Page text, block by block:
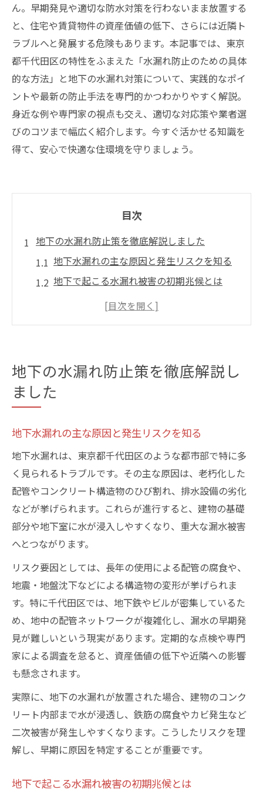
ん。早期発見や適切な防水対策を行わないまま放置する
と、住宅や賃貸物件の資産価値の低下、さらには近隣ト
ラブルへと発展する危険もあります。本記事では、東京
都千代田区の特性をふまえた「水漏れ防止のための具体
的な方法」と地下の水漏れ対策について、実践的なポイ
ントや最新の防止手法を専門的かつわかりやすく解説。
身近な例や専門家の視点も交え、適切な対応策や業者選
びのコツまで幅広く紹介します。今すぐ活かせる知識を
得て、安心で快適な住環境を守りましょう。
目次
地下の水漏れ防止策を徹底解説しました
地下水漏れの主な原因と発生リスクを知る
地下で起こる水漏れ被害の初期兆候とは
東京都水道局のトラブル対応策を学ぶ
見逃せない東京都千代田区の水漏れ対策
千代田区に多い地下水漏れ事例と背景
都内の水道屋に相談する前にすべき事
水道出しっぱなし減免制度の注意点
地下の水漏れに強い修理業者選びの工夫
防水工事のコツで安心な住まいへ導く
地下水漏れ防止のための防水工事手順
コンクリートひび割れの見極めと修復策
防水資材選びが地下漏れ対策の決め手
専門業者による現地調査の重要ポイント
東京都水道局推奨の防水工事とは何か
早期発見なら地下水漏れ被害を最小化
地下水漏れの早期発見ポイントと対処法
水道局トラブル窓口の活用が重要な理由
定期点検で未然に地下漏れを防ぐコツ
漏水箇所の特定と応急処置の進め方
写真記録で賃貸物件の責任所在を明確化
日常点検で水回りトラブルを未然に防ぐ
地下の水漏れを防ぐ日常的な点検手順
東京都水道局メンテナンスの頼み方
地下の水漏れ防止策を徹底解説し
ました
地下水漏れの主な原因と発生リスクを知る
地下水漏れは、東京都千代田区のような都市部で特に多
く見られるトラブルです。その主な原因は、老朽化した
配管やコンクリート構造物のひび割れ、排水設備の劣化
などが挙げられます。これらが進行すると、建物の基礎
部分や地下室に水が浸入しやすくなり、重大な漏水被害
へとつながります。
リスク要因としては、長年の使用による配管の腐食や、
地震・地盤沈下などによる構造物の変形が挙げられま
す。特に千代田区では、地下鉄やビルが密集しているた
め、地中の配管ネットワークが複雑化し、漏水の早期発
見が難しいという現実があります。定期的な点検や専門
家による調査を怠ると、資産価値の低下や近隣への影響
も懸念されます。
実際に、地下の水漏れが放置された場合、建物のコンク
リート内部まで水が浸透し、鉄筋の腐食やカビ発生など
二次被害が発生しやすくなります。こうしたリスクを理
解し、早期に原因を特定することが重要です。
地下で起こる水漏れ被害の初期兆候とは